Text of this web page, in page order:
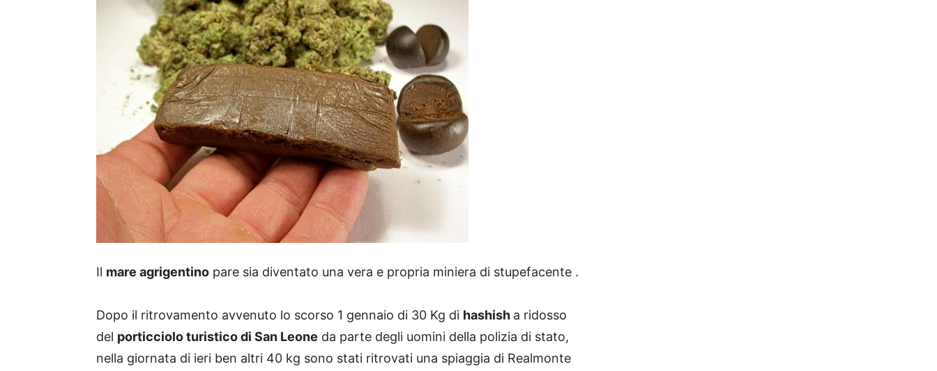
Il mare agrigentino pare sia diventato una vera e propria miniera di stupefacente .
Dopo il ritrovamento avvenuto lo scorso 1 gennaio di 30 Kg di hashish a ridosso
del porticciolo turistico di San Leone da parte degli uomini della polizia di stato,
nella giornata di ieri ben altri 40 kg sono stati ritrovati una spiaggia di Realmonte